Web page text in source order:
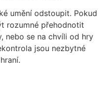
umění odstoupit. Pokud
rozumné přehodnotit
nebo se na chvíli od hry
jsou nezbytné